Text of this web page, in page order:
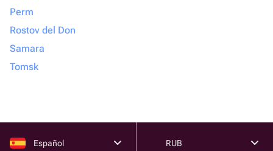
Perm
Rostov del Don
Samara
Tomsk
Español RUB